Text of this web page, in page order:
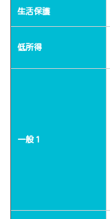
生活保護
低所得
一般１